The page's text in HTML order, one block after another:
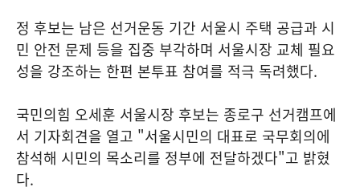
정 후보는 남은 선거운동 기간 서울시 주택 공급과 시
민 안전 문제 등을 집중 부각하며 서울시장 교체 필요
성을 강조하는 한편 본투표 참여를 적극 독려했다.
국민의힘 오세훈 서울시장 후보는 종로구 선거캠프에
서 기자회견을 열고 "서울시민의 대표로 국무회의에
참석해 시민의 목소리를 정부에 전달하겠다"고 밝혔
다.